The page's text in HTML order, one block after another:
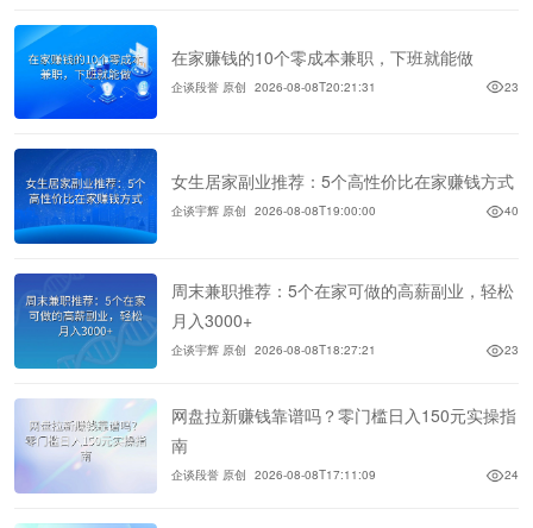
在家赚钱的10个零成本兼职，下班就能做
企谈段誉 原创 2026-08-08T20:21:31 23
女生居家副业推荐：5个高性价比在家赚钱方式
企谈宇辉 原创 2026-08-08T19:00:00 40
周末兼职推荐：5个在家可做的高薪副业，轻松
月入3000+
企谈宇辉 原创 2026-08-08T18:27:21 23
网盘拉新赚钱靠谱吗？零门槛日入150元实操指
南
企谈段誉 原创 2026-08-08T17:11:09 24